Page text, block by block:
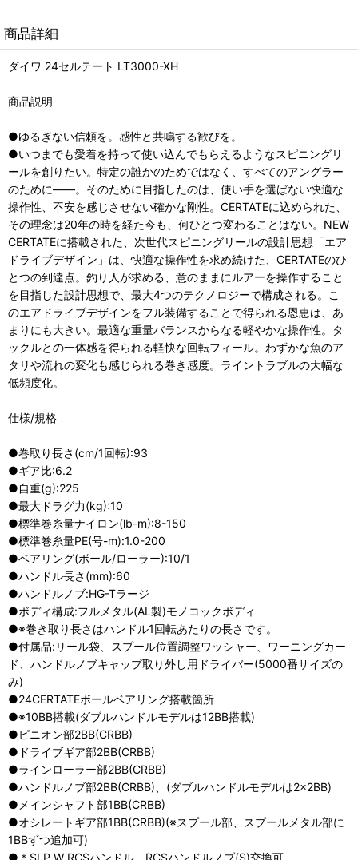
商品詳細
ダイワ 24セルテート LT3000-XH
商品説明
●ゆるぎない信頼を。感性と共鳴する歓びを。
●いつまでも愛着を持って使い込んでもらえるようなスピニングリ
ールを創りたい。特定の誰かのためではなく、すべてのアングラー
のために――。そのために目指したのは、使い手を選ばない快適な
操作性、不安を感じさせない確かな剛性。CERTATEに込められた、
その理念は20年の時を経た今も、何ひとつ変わることはない。NEW
CERTATEに搭載された、次世代スピニングリールの設計思想「エア
ドライブデザイン」は、快適な操作性を求め続けた、CERTATEのひ
とつの到達点。釣り人が求める、意のままにルアーを操作すること
を目指した設計思想で、最大4つのテクノロジーで構成される。こ
のエアドライブデザインをフル装備することで得られる恩恵は、あ
まりにも大きい。最適な重量バランスからなる軽やかな操作性。タ
ックルとの一体感を得られる軽快な回転フィール。わずかな魚のア
タリや流れの変化も感じられる巻き感度。ライントラブルの大幅な
低頻度化。
仕様/規格
●巻取り長さ(cm/1回転):93
●ギア比:6.2
●自重(g):225
●最大ドラグ力(kg):10
●標準巻糸量ナイロン(lb-m):8-150
●標準巻糸量PE(号-m):1.0-200
●ベアリング(ボール/ローラー):10/1
●ハンドル長さ(mm):60
●ハンドルノブ:HG-Tラージ
●ボディ構成:フルメタル(AL製)モノコックボディ
●※巻き取り長さはハンドル1回転あたりの長さです。
●付属品:リール袋、スプール位置調整ワッシャー、ワーニングカー
ド、ハンドルノブキャップ取り外し用ドライバー(5000番サイズの
み)
●24CERTATEボールベアリング搭載箇所
●※10BB搭載(ダブルハンドルモデルは12BB搭載)
●ピニオン部2BB(CRBB)
●ドライブギア部2BB(CRBB)
●ラインローラー部2BB(CRBB)
●ハンドルノブ部2BB(CRBB)、(ダブルハンドルモデルは2×2BB)
●メインシャフト部1BB(CRBB)
●オシレートギア部1BB(CRBB)(※スプール部、スプールメタル部に
1BBずつ追加可)
●＊SLP W RCSハンドル、RCSハンドルノブ(S)交換可